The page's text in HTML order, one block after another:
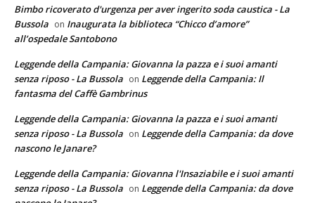
Bimbo ricoverato d'urgenza per aver ingerito soda caustica - La
Bussola on Inaugurata la biblioteca “Chicco d’amore”
all’ospedale Santobono
Leggende della Campania: Giovanna la pazza e i suoi amanti
senza riposo - La Bussola on Leggende della Campania: Il
fantasma del Caffè Gambrinus
Leggende della Campania: Giovanna la pazza e i suoi amanti
senza riposo - La Bussola on Leggende della Campania: da dove
nascono le Janare?
Leggende della Campania: Giovanna l'Insaziabile e i suoi amanti
senza riposo - La Bussola on Leggende della Campania: da dove